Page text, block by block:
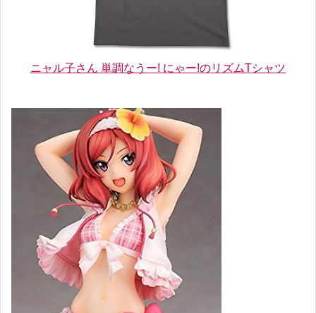
ニャル子さん 単調なうー! にゃー!のリズムTシャツ